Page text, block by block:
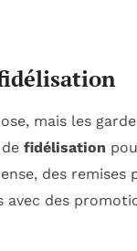
mais les
fidélisation
des remises
avec des